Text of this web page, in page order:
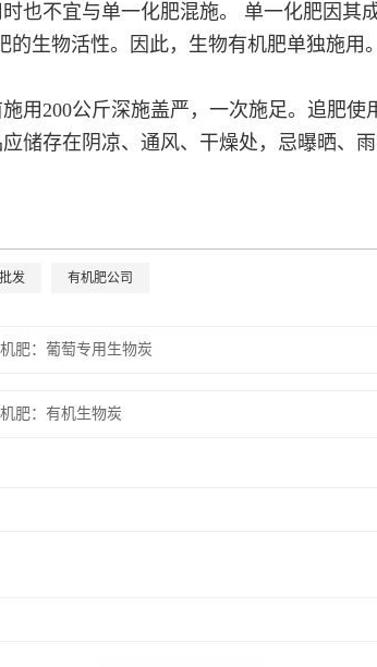
也不宜与单一化肥混施。 单一化肥因其
的生物活性。因此，生物有机肥单独施用。
用200公斤深施盖严，一次施足。追肥使
储存在阴凉、通风、干燥处，忌曝晒、雨
发 有机肥公司
肥：葡萄专用生物炭
肥：有机生物炭